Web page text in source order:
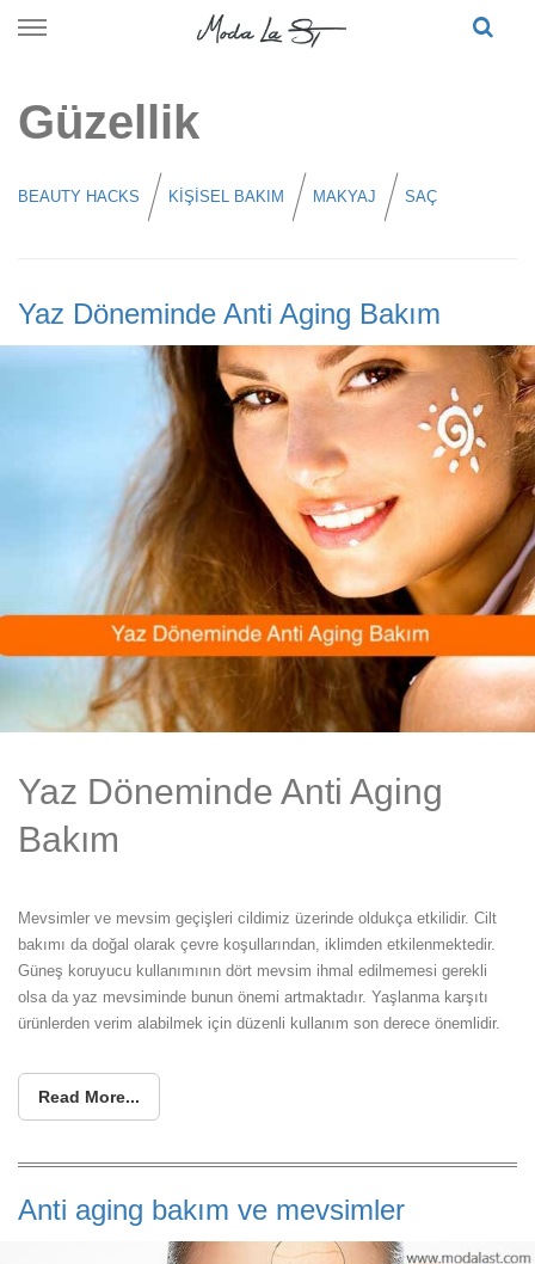
to
Güzellik
BEAUTY HACKS KIŞISEL BAKIM MAKYAJ SAÇ
Yaz Döneminde Anti Aging Bakım
Yaz Döneminde Anti Aging
Bakım
Mevsimler ve mevsim geçişleri cildimiz üzerinde oldukça etkilidir. Cilt
bakımı da doğal olarak çevre koşullarından, iklimden etkilenmektedir.
Güneş koruyucu kullanımının dört mevsim ihmal edilmemesi gerekli
olsa da yaz mevsiminde bunun önemi artmaktadır. Yaşlanma karşıtı
ürünlerden verim alabilmek için düzenli kullanım son derece önemlidir.
Read More...
Anti aging bakım ve mevsimler